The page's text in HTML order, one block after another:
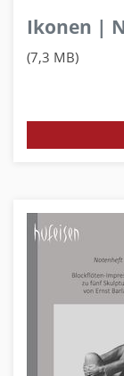
Ikonen |
(7,3 MB)